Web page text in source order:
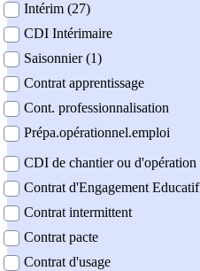
Intérim (27)
CDI Intérimaire
Saisonnier (1)
Contrat apprentissage
Cont. professionnalisation
Prépa.opérationnel.emploi
CDI de chantier ou d'opération
Contrat d'Engagement Educatif
Contrat intermittent
Contrat pacte
Contrat d'usage